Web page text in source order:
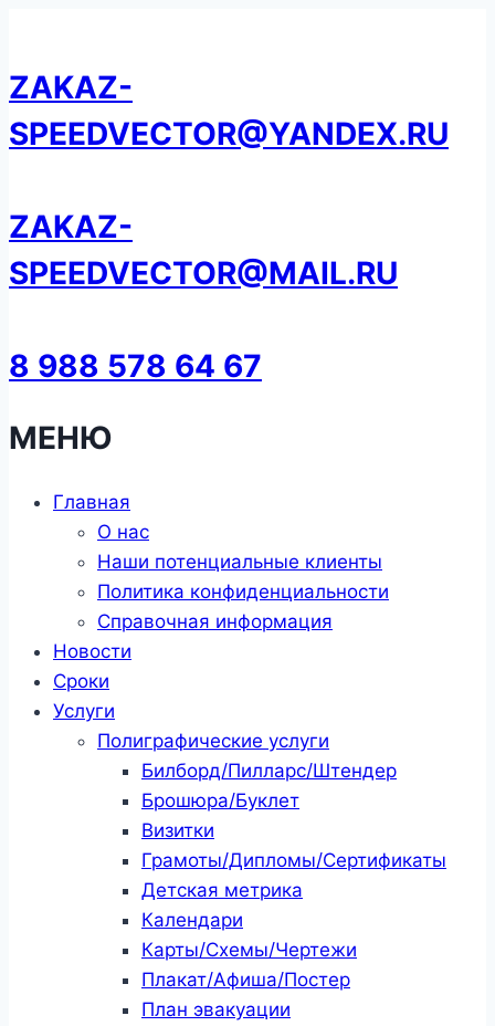
содержанию
ZAKAZ-
SPEEDVECTOR@YANDEX.RU
ZAKAZ-
SPEEDVECTOR@MAIL.RU
8 988 578 64 67
МЕНЮ
Главная
О нас
Наши потенциальные клиенты
Политика конфиденциальности
Справочная информация
Новости
Сроки
Услуги
Полиграфические услуги
Билборд/Пилларс/Штендер
Брошюра/Буклет
Визитки
Грамоты/Дипломы/Сертификаты
Детская метрика
Календари
Карты/Схемы/Чертежи
Плакат/Афиша/Постер
План эвакуации